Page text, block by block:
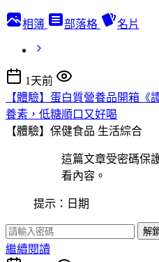
相簿 部落格 名片
1天前
【體驗】蛋白質營養品開箱《
養素，低糖順口又好喝
【體驗】保健食品 生活綜合
這篇文章受密碼保
看內容。
提示：日期
解
繼續閱讀